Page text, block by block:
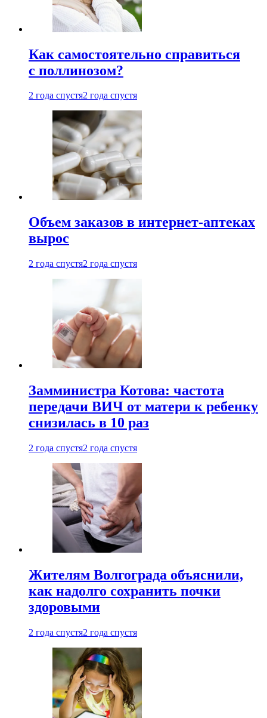
Как самостоятельно справиться
с поллинозом?
2 года спустя2 года спустя
Объем заказов в интернет-аптеках
вырос
2 года спустя2 года спустя
Замминистра Котова: частота
передачи ВИЧ от матери к ребенку
снизилась в 10 раз
2 года спустя2 года спустя
Жителям Волгограда объяснили,
как надолго сохранить почки
здоровыми
2 года спустя2 года спустя